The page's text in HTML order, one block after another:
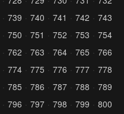
739 740 741 742
743
750 751 752 753
754
762 763 764 765
766
774 775 776 777
778
785 786 787 788
789
796 797 798 799
800